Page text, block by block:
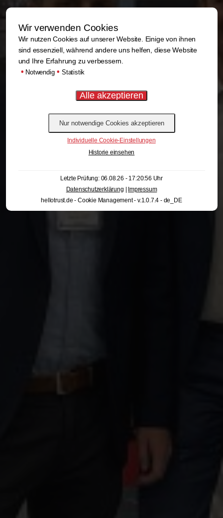
Wir verwenden Cookies
Wir nutzen Cookies auf unserer Website. Einige von ihnen
sind essenziell, während andere uns helfen, diese Website
und Ihre Erfahrung zu verbessern.
• Notwendig • Statistik
Individuelle Cookie-Einstellungen
Historie einsehen
Letzte Prüfung: 06.08.26 - 17:20:56 Uhr
Datenschutzerklärung
Impressum
hellotrust.de - Cookie Management - v.1.0.7.4 - de_DE